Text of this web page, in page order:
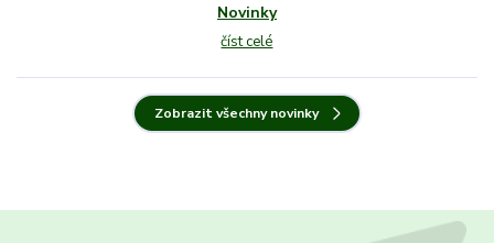
Novinky
číst celé
Zobrazit všechny novinky